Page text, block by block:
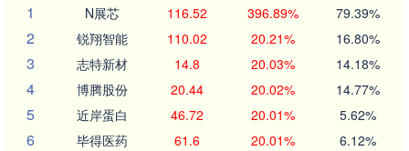
1
N展芯 116.52 396.89% 79.39%
2 锐翔智能 110.02 20.21% 16.80%
3 志特新材 14.8 20.03% 14.18%
4 博腾股份 20.44 20.02% 14.77%
5 近岸蛋白 46.72 20.01% 5.62%
6 毕得医药 61.6 20.01% 6.12%